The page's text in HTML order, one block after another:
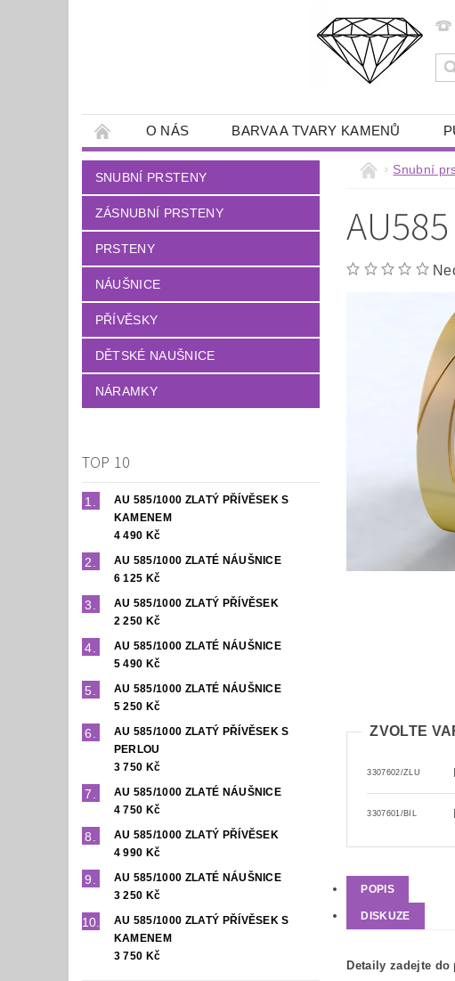
O NÁS BARVA A TVARY KAMENŮ
SNUBNÍ PRSTENY
ZÁSNUBNÍ PRSTENY
PRSTENY
NÁUŠNICE
PŘÍVĚSKY
DĚTSKÉ NAUŠNICE
NÁRAMKY
TOP 10
AU 585/1000 ZLATÝ PŘÍVĚSEK S
KAMENEM
4 490 Kč
AU 585/1000 ZLATÉ NÁUŠNICE
6 125 Kč
AU 585/1000 ZLATÝ PŘÍVĚSEK
2 250 Kč
AU 585/1000 ZLATÉ NÁUŠNICE
5 490 Kč
AU 585/1000 ZLATÉ NÁUŠNICE
5 250 Kč
AU 585/1000 ZLATÝ PŘÍVĚSEK S
PERLOU
3 750 Kč
AU 585/1000 ZLATÉ NÁUŠNICE
4 750 Kč
AU 585/1000 ZLATÝ PŘÍVĚSEK
4 990 Kč
AU 585/1000 ZLATÉ NÁUŠNICE
3 250 Kč
AU 585/1000 ZLATÝ PŘÍVĚSEK S
KAMENEM
3 750 Kč
Snubní
ZVOLTE
3307602/ZLU
3307601/BIL
POPIS
DISKUZE
Detaily zadejte